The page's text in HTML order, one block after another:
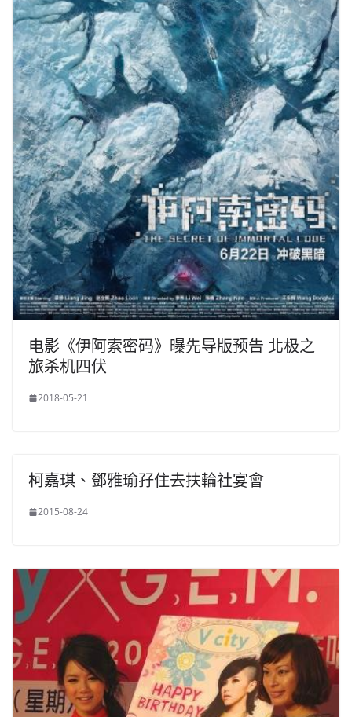
电影《伊阿索密码》曝先导版预告 北极之
旅杀机四伏
2018-05-21
柯嘉琪、鄧雅瑜孖住去扶輪社宴會
2015-08-24